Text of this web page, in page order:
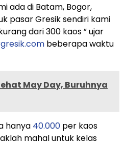
ada di Batam, Bogor,
pasar Gresik sendiri kami
dari 300 kaos ” ujar
beberapa waktu
May Day, Buruhnya
hanya 40.000 per kaos
mahal untuk kelas